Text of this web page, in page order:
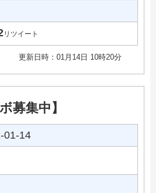
リツイート
更新日時：01月14日 10時20分
募集中】
01-14